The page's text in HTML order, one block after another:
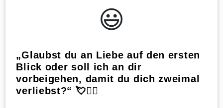
😃️
„Glaubst du an Liebe auf den ersten
Blick oder soll ich an dir
vorbeigehen, damit du dich zweimal
verliebst?“ 💘🚶‍♂️